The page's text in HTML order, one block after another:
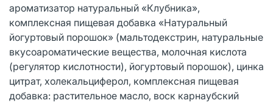
ароматизатор натуральный «Клубника»,
комплексная пищевая добавка «Натуральный
йогуртовый порошок» (мальтодекстрин, натуральные
вкусоароматические вещества, молочная кислота
(регулятор кислотности), йогуртовый порошок), цинка
цитрат, холекальциферол, комплексная пищевая
добавка: растительное масло, воск карнаубский